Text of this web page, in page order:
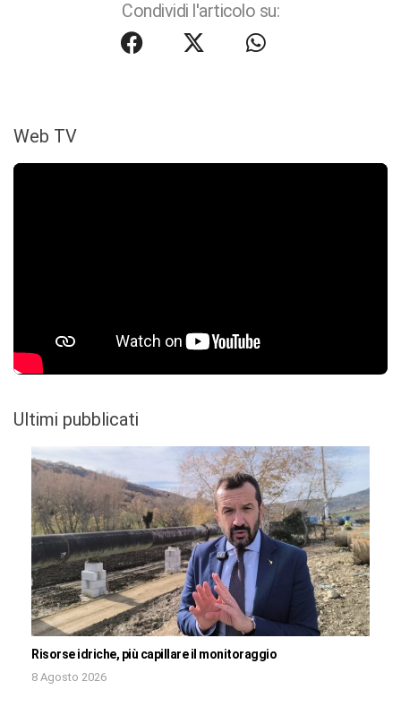
Condividi l'articolo su:
Web TV
Ultimi pubblicati
Risorse idriche, più capillare il monitoraggio
8 Agosto 2026